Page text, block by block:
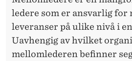
ledere som er ansvarlig for
leveranser på ulike nivå i
Uavhengig av hvilket
mellomlederen befinner